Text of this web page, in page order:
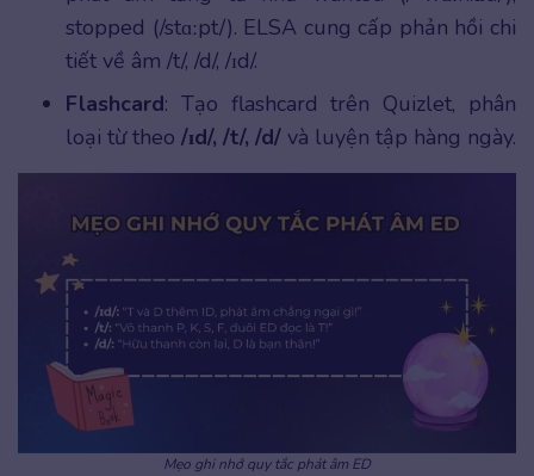
stopped (/stɑːpt/). ELSA cung cấp phản hồi chi
tiết về âm /t/, /d/, /ɪd/.
Flashcard: Tạo flashcard trên Quizlet, phân
loại từ theo /ɪd/, /t/, /d/ và luyện tập hàng ngày.
Mẹo ghi nhớ quy tắc phát âm ED